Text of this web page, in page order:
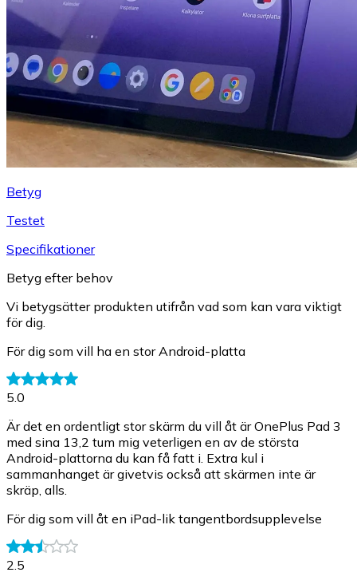
Betyg
Testet
Specifikationer
Betyg efter behov
Vi betygsätter produkten utifrån vad som kan vara viktigt
för dig.
För dig som vill ha en stor Android-platta
5.0
Är det en ordentligt stor skärm du vill åt är OnePlus Pad 3
med sina 13,2 tum mig veterligen en av de största
Android-plattorna du kan få fatt i. Extra kul i
sammanhanget är givetvis också att skärmen inte är
skräp, alls.
För dig som vill åt en iPad-lik tangentbordsupplevelse
2.5